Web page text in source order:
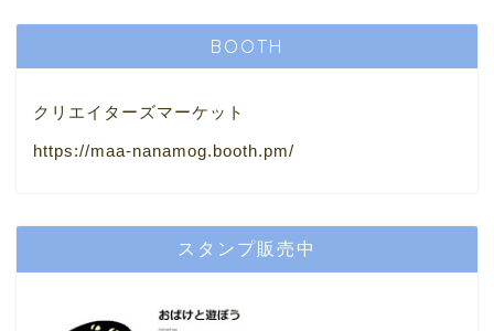
BOOTH
クリエイターズマーケット
https://maa-nanamog.booth.pm/
スタンプ販売中